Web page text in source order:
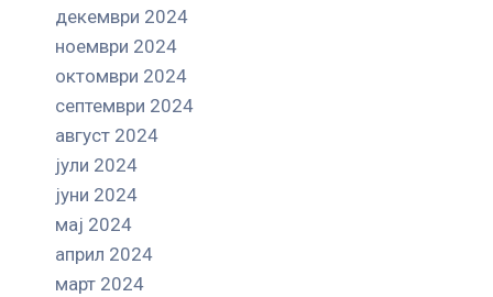
декември 2024
ноември 2024
октомври 2024
септември 2024
август 2024
јули 2024
јуни 2024
мај 2024
април 2024
март 2024